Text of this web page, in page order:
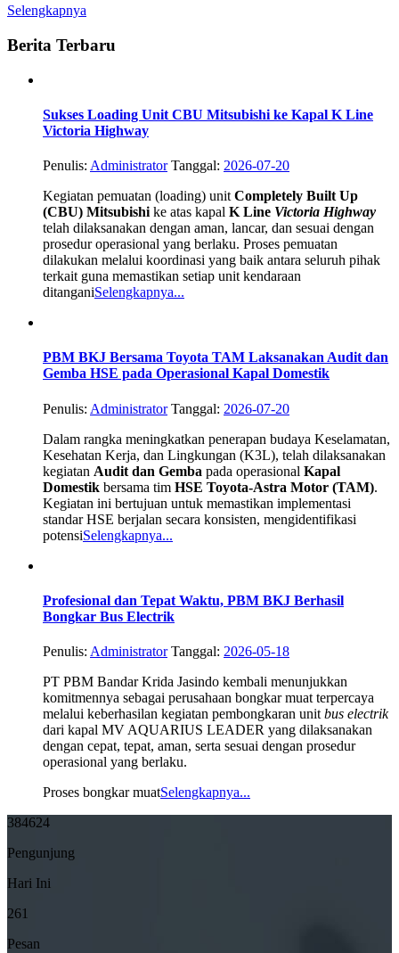
Selengkapnya
Berita Terbaru
Sukses Loading Unit CBU Mitsubishi ke Kapal K Line
Victoria Highway
Penulis: Administrator Tanggal: 2026-07-20
Kegiatan pemuatan (loading) unit Completely Built Up
(CBU) Mitsubishi ke atas kapal K Line Victoria Highway
telah dilaksanakan dengan aman, lancar, dan sesuai dengan
prosedur operasional yang berlaku. Proses pemuatan
dilakukan melalui koordinasi yang baik antara seluruh pihak
terkait guna memastikan setiap unit kendaraan
ditanganiSelengkapnya...
PBM BKJ Bersama Toyota TAM Laksanakan Audit dan
Gemba HSE pada Operasional Kapal Domestik
Penulis: Administrator Tanggal: 2026-07-20
Dalam rangka meningkatkan penerapan budaya Keselamatan,
Kesehatan Kerja, dan Lingkungan (K3L), telah dilaksanakan
kegiatan Audit dan Gemba pada operasional Kapal
Domestik bersama tim HSE Toyota-Astra Motor (TAM).
Kegiatan ini bertujuan untuk memastikan implementasi
standar HSE berjalan secara konsisten, mengidentifikasi
potensiSelengkapnya...
Profesional dan Tepat Waktu, PBM BKJ Berhasil
Bongkar Bus Electrik
Penulis: Administrator Tanggal: 2026-05-18
PT PBM Bandar Krida Jasindo kembali menunjukkan
komitmennya sebagai perusahaan bongkar muat terpercaya
melalui keberhasilan kegiatan pembongkaran unit bus electrik
dari kapal MV AQUARIUS LEADER yang dilaksanakan
dengan cepat, tepat, aman, serta sesuai dengan prosedur
operasional yang berlaku.
Proses bongkar muatSelengkapnya...
384624
Pengunjung
Hari Ini
261
Pesan